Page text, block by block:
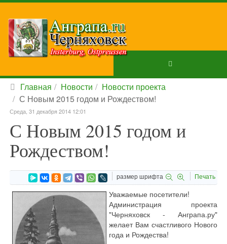
Главная Новости
Новости проекта
С Новым 2015 годом и Рождеством!
Среда, 31 декабря 2014 12:01
С Новым 2015 годом и
Рождеством!
размер шрифта Печать
Уважаемые посетители!
Администрация проекта
"Черняховск - Анграпа.ру"
желает Вам счастливого Нового
года и Рождества!